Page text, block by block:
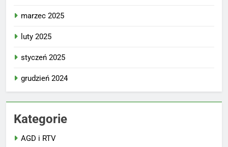
marzec 2025
luty 2025
styczeń 2025
grudzień 2024
Kategorie
AGD i RTV